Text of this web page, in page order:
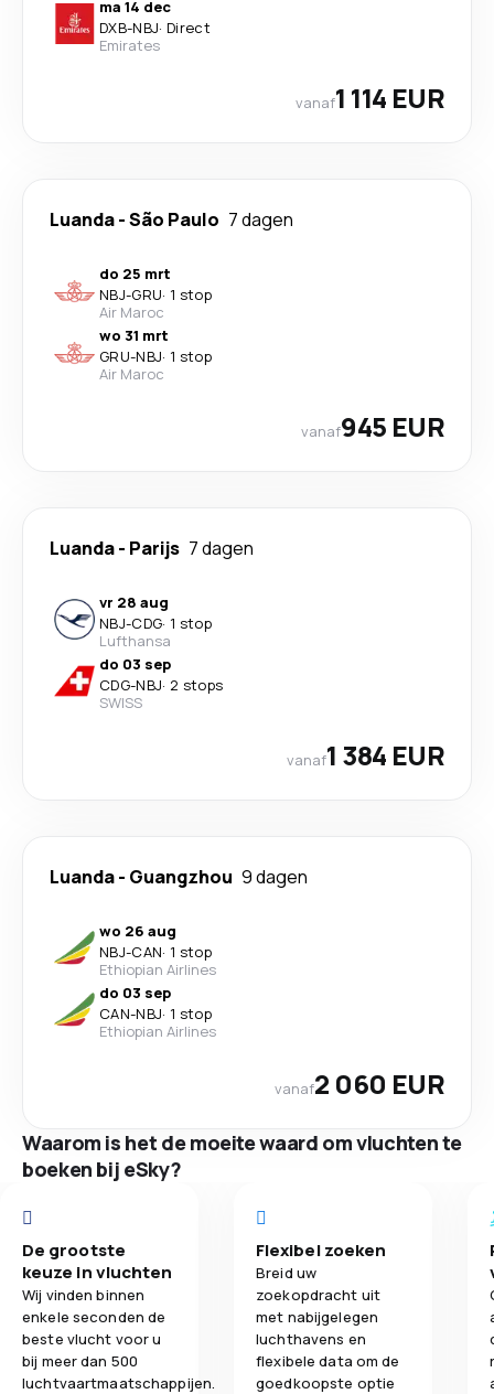
ma 14 dec
DXB-NBJ· Direct
Emirates
vanaf1 114 EUR
Luanda-São Paulo 7 dagen
do 25 mrt
NBJ-GRU· 1 stop
Air Maroc
wo 31 mrt
GRU-NBJ· 1 stop
Air Maroc
vanaf945 EUR
Luanda- Parijs 7 dagen
vr 28 aug
NBJ-CDG· 1 stop
Lufthansa
do 03 sep
CDG-NBJ· 2 stops
SWISS
vanaf1 384 EUR
Luanda- Guangzhou 9 dagen
wo 26 aug
NBJ-CAN· 1 stop
Ethiopian Airlines
do 03 sep
CAN-NBJ· 1 stop
Ethiopian Airlines
vanaf2 060 EUR
Waarom is het de moeite waard om vluchten te
boeken bij eSky?
De grootste
keuze in vluchten
Wij vinden binnen
enkele seconden de
beste vlucht voor u
bij meer dan 500
luchtvaartmaatschappijen.
Flexibel zoeken
Breid uw
zoekopdracht uit
met nabijgelegen
luchthavens en
flexibele data om de
goedkoopste optie